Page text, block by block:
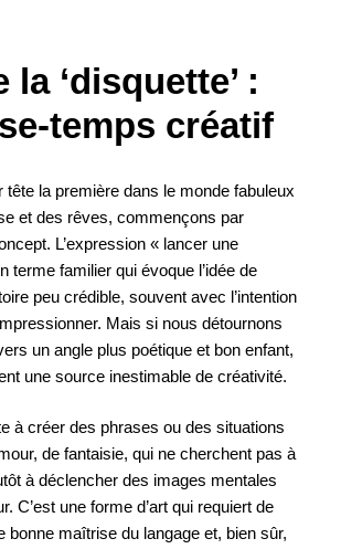
la ‘disquette’ :
temps créatif
tête la première dans le monde fabuleux
et des rêves, commençons par
L’expression « lancer une
terme familier qui évoque l’idée de
peu crédible, souvent avec l’intention
Mais si nous détournons
un angle plus poétique et bon enfant,
une source inestimable de créativité.
à créer des phrases ou des situations
de fantaisie, qui ne cherchent pas à
à déclencher des images mentales
C’est une forme d’art qui requiert de
bonne maîtrise du langage et, bien sûr,